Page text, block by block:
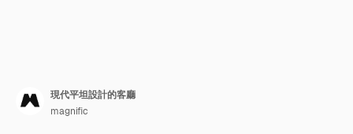
現代平坦設計的客廳
magnific